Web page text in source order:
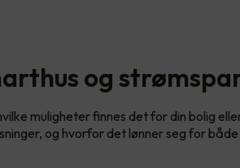
og
muligheter finnes det for din bolig
og hvorfor det lønner seg for